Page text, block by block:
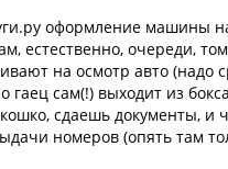
оформление
естественно, очереди,
на осмотр авто (надо
гаец сам(!) выходит из
сдаешь документы, и
номеров (опять там